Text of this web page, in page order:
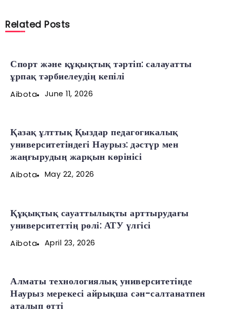
Related Posts
Спорт және құқықтық тәртіп: салауатты
ұрпақ тәрбиелеудің кепілі
Aibota June 11, 2026
Қазақ ұлттық Қыздар педагогикалық
университетіндегі Наурыз: дәстүр мен
жаңғырудың жарқын көрінісі
Aibota May 22, 2026
Құқықтық сауаттылықты арттырудағы
университеттің рөлі: АТУ үлгісі
Aibota April 23, 2026
Алматы технологиялық университетінде
Наурыз мерекесі айрықша сән-салтанатпен
аталып өтті